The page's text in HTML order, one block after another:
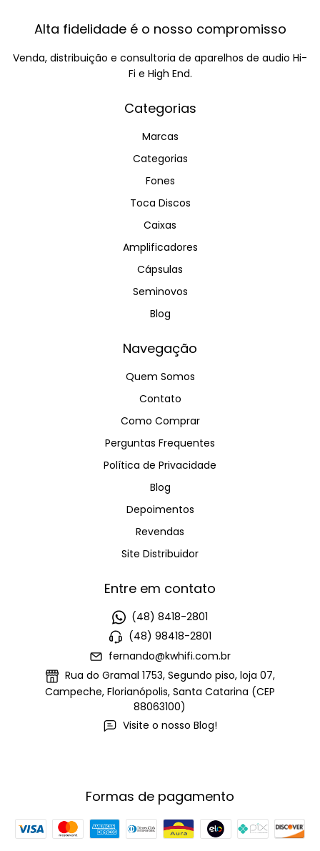
Alta fidelidade é o nosso compromisso
Venda, distribuição e consultoria de aparelhos de audio Hi-
Fi e High End.
Categorias
Marcas
Categorias
Fones
Toca Discos
Caixas
Amplificadores
Cápsulas
Seminovos
Blog
Navegação
Quem Somos
Contato
Como Comprar
Perguntas Frequentes
Política de Privacidade
Blog
Depoimentos
Revendas
Site Distribuidor
Entre em contato
(48) 8418-2801
(48) 98418-2801
fernando@kwhifi.com.br
Rua do Gramal 1753, Segundo piso, loja 07,
Campeche, Florianópolis, Santa Catarina (CEP
88063100)
Visite o nosso Blog!
Formas de pagamento